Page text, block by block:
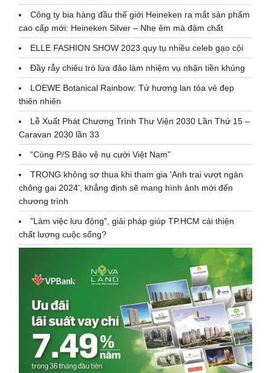
Công ty bia hàng đầu thế giới Heineken ra mắt sản phẩm
cao cấp mới: Heineken Silver – Nhẹ êm mà đậm chất
ELLE FASHION SHOW 2023 quy tụ nhiều celeb gạo cội
Đầy rẫy chiêu trò lừa đảo làm nhiệm vụ nhận tiền khủng
LOEWE Botanical Rainbow: Tứ hương lan tỏa vẻ đẹp
thiên nhiên
Lễ Xuất Phát Chương Trình Thư Viện 2030 Lần Thứ 15 –
Caravan 2030 lần 33
“Cùng P/S Bảo vệ nụ cười Việt Nam”
TRONG không sợ thua khi tham gia 'Anh trai vượt ngàn
chông gai 2024', khẳng định sẽ mang hình ảnh mới đến
chương trình
"Làm việc lưu động", giải pháp giúp TP.HCM cải thiện
chất lượng cuộc sống?